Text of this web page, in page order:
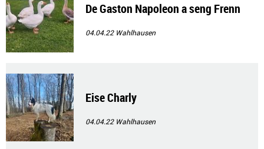
De Gaston Napoleon a seng Frenn
04.04.22 Wahlhausen
Eise Charly
04.04.22 Wahlhausen